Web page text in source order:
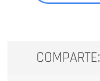
COMPARTE: